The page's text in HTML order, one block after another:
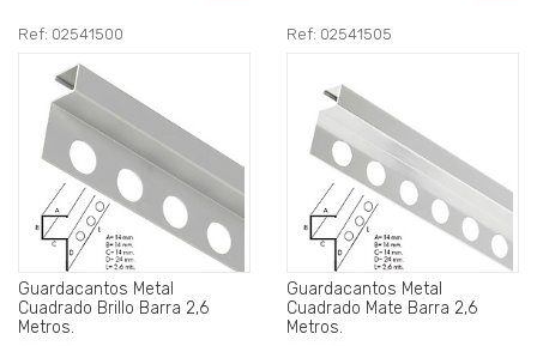
Ref: 02541500
Guardacantos Metal
Cuadrado Brillo Barra 2,6
Metros.
Ref: 02541505
Guardacantos Metal
Cuadrado Mate Barra 2,6
Metros.